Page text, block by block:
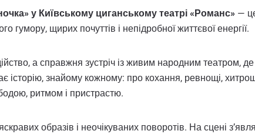
у Київському циганському театрі «Романс» —
гумору, щирих почуттів і непідробної життєвої енергії.
а справжня зустріч із живим народним театром,
історію, знайому кожному: про кохання, ревнощі,
ритмом і пристрастю.
образів і неочікуваних поворотів. На сцені